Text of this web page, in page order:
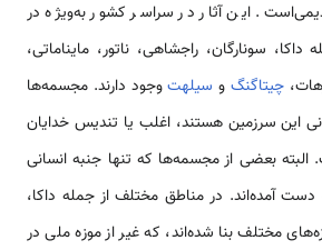
این آثار در سراسر کشور به‌ویژه در
سونارگان، راجشاهی، ناتور، مایناماتی،
چیتاگنگ و سیلهتوجود دارند. مجسمه‌ها
این سرزمین هستند، اغلب یا تندیس خدایان
بعضی از مجسمه‌ها که تنها جنبه انسانی
دست آمده‌اند. در مناطق مختلف از جمله داکا،
مختلف بنا شده‌اند، که غیر از موزه ملی در